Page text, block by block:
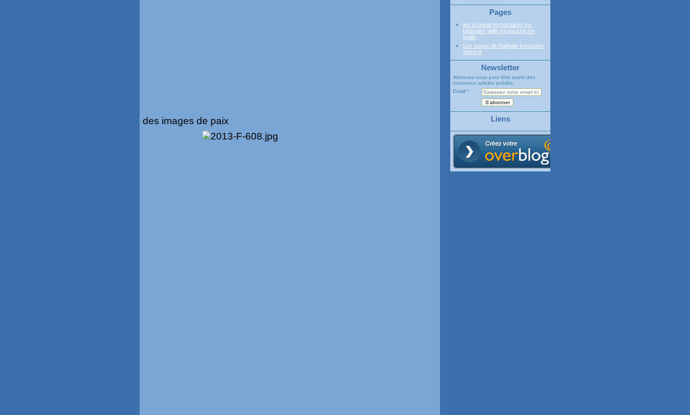
des images de paix
Pages
les schoettl mi-barbares,mi-
bédouins,Valls,mi-gauche,mi-
malin
Les voeux de Nathalie kociusko-
morizet
Newsletter
Abonnez-vous pour être averti des
nouveaux articles publiés.
Email
Liens